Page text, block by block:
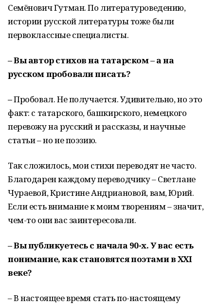
Семёнович Гутман. По литературоведению,
истории русской литературы тоже были
первоклассные специалисты.
– Вы автор стихов на татарском – а на
русском пробовали писать?
–Пробовал. Не получается. Удивительно, но это
факт: с татарского, башкирского, немецкого
перевожу на русский и рассказы, и научные
статьи – но не поэзию.
Так сложилось, мои стихи переводят не часто.
Благодарен каждому переводчику – Светлане
Чураевой, Кристине Андриановой, вам, Юрий.
Если есть внимание к моим творениям – значит,
чем-то они вас заинтересовали.
– Вы публикуетесь с начала 90-х. У вас есть
понимание, как становятся поэтами вXXI
веке?
– В настоящее время стать по-настоящему